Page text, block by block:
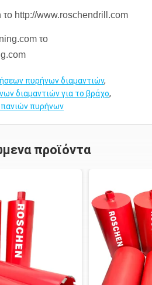
το http://www.roschendrill.com
το
πυρήνων διαμαντιών,
διαμαντιών για το βράχο,
πυρήνων
προϊόντα